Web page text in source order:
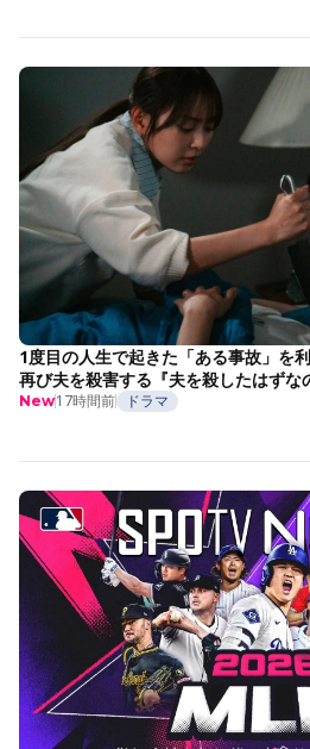
1度目の人生で起きた「ある事故」を
再び夫を殺害する『夫を殺したはずな
New17時間前 ドラマ